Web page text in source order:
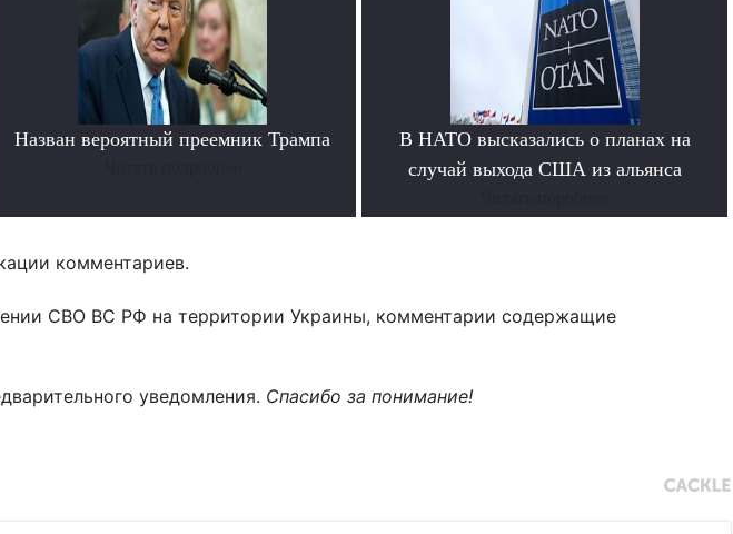
Назван вероятный преемник Трампа
В НАТО высказались о планах на
случай выхода США из альянса
комментариев.
СВО ВС РФ на территории Украины, комментарии содержащие
уведомления. Спасибо за понимание!